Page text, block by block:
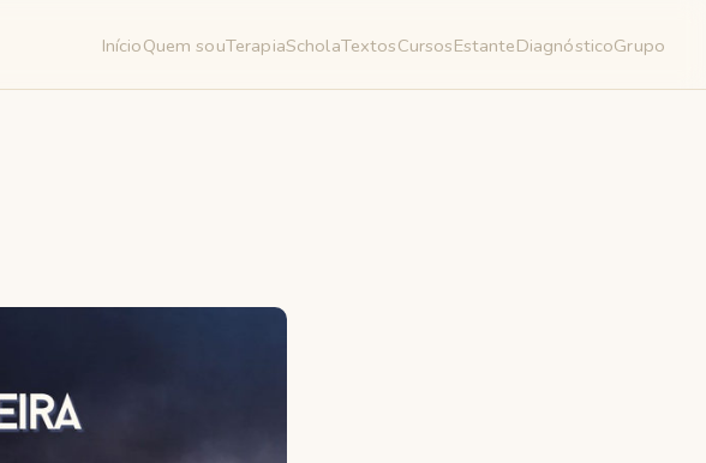
InícioQuem souTerapiaScholaTextosCursosEstanteDiagnósticoGrupo